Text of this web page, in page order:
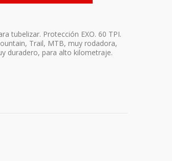
tubelizar. Protección EXO. 60 TPI.
Trail, MTB, muy rodadora,
duradero, para alto kilometraje.